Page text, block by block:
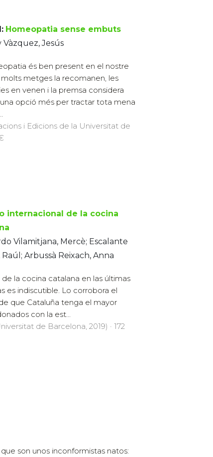
Homeopatia sense embuts
Jesús
és ben present en el nostre
metges la recomanen, les
en venen i la premsa considera
opció més per tractar tota mena
i Edicions de la Universitat de
internacional de la cocina
Vilamitjana, Mercè; Escalante
Arbussà Reixach, Anna
de la cocina catalana en las últimas
es indiscutible. Lo corrobora el
que Cataluña tenga el mayor
con la est...
de Barcelona, 2019) · 172
son unos inconformistas natos: